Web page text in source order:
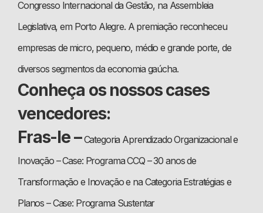
Congresso Internacional da Gestão, na Assembleia
Legislativa, em Porto Alegre. A premiação reconheceu
empresas de micro, pequeno, médio e grande porte, de
diversos segmentos da economia gaúcha.
Conheça os nossos cases
vencedores:
Fras-le –Categoria Aprendizado Organizacional e
Inovação – Case: Programa CCQ – 30 anos de
Transformação e Inovação e na Categoria Estratégias e
Planos – Case: Programa Sustentar